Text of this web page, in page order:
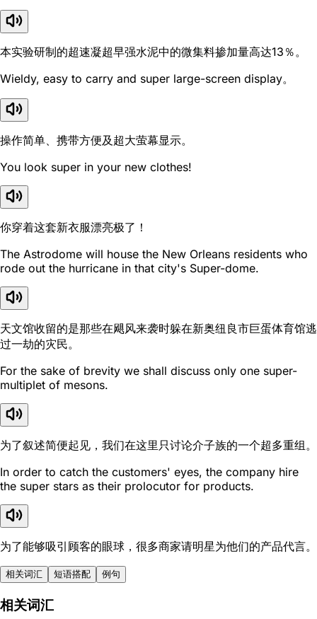
本实验研制的超速凝超早强水泥中的微集料掺加量高达13％。
Wieldy, easy to carry and super large-screen display。
操作简单、携带方便及超大萤幕显示。
You look super in your new clothes!
你穿着这套新衣服漂亮极了！
The Astrodome will house the New Orleans residents who
rode out the hurricane in that city's Super-dome.
天文馆收留的是那些在飓风来袭时躲在新奥纽良市巨蛋体育馆逃
过一劫的灾民。
For the sake of brevity we shall discuss only one super-
multiplet of mesons.
为了叙述简便起见，我们在这里只讨论介子族的一个超多重组。
In order to catch the customers' eyes, the company hire
the super stars as their prolocutor for products.
为了能够吸引顾客的眼球，很多商家请明星为他们的产品代言。
相关词汇 短语搭配 例句
相关词汇